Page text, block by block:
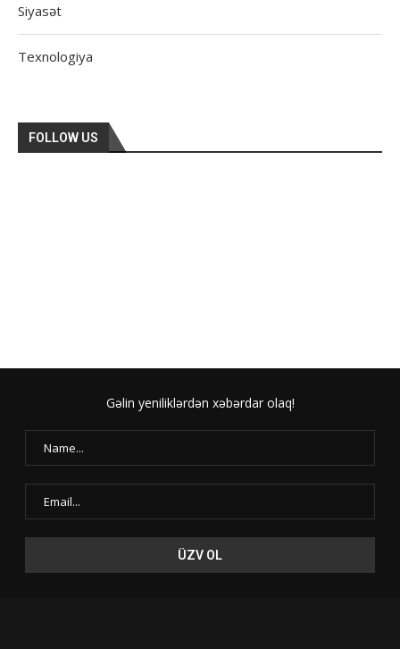
Siyasət
Texnologiya
FOLLOW US
Gəlin yeniliklərdən xəbərdar olaq!